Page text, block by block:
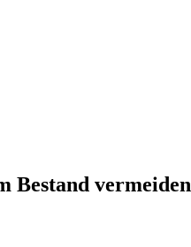
Bestand vermeiden